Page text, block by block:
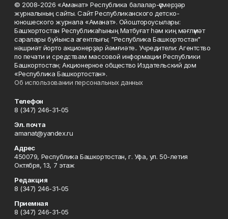
© 2008-2026 «Аманат» Республика балалар-үҫмерҙәр
журналының сайты. Сайт Республиканского детско-
юношеского журнала «Аманат». Ойоштороусылары:
Башҡортостан Республикаһының Матбуғат һәм киң мәғлүмәт
саралары буйынса агентлығы; "Республика Башкортостан"
нәшриәт йорто акционерҙар йәмғиәте.. Учредители: Агентство
по печати и средствам массовой информации Республики
Башкортостан; Акционерное общество Издательский дом
«Республика Башкортостан».
Об использовании персональных данных
Телефон
8 (347) 246-31-05
Эл. почта
amanat@yandex.ru
Адрес
450079, Республика Башкортостан, г. Уфа, ул. 50-летия
Октября, 13, 7 этаж
Редакция
8 (347) 246-31-05
Приемная
8 (347) 246-31-05